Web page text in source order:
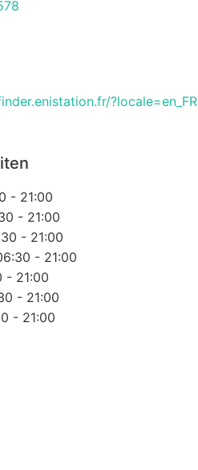
?locale=en_FR
- 21:00
- 21:00
- 21:00
- 21:00
- 21:00
- 21:00
- 21:00